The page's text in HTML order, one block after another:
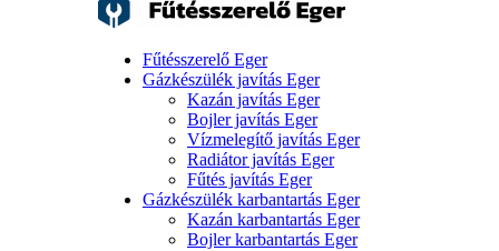
Fűtésszerelő Eger
Gázkészülék javítás Eger
Kazán javítás Eger
Bojler javítás Eger
Vízmelegítő javítás Eger
Radiátor javítás Eger
Fűtés javítás Eger
Gázkészülék karbantartás Eger
Kazán karbantartás Eger
Bojler karbantartás Eger